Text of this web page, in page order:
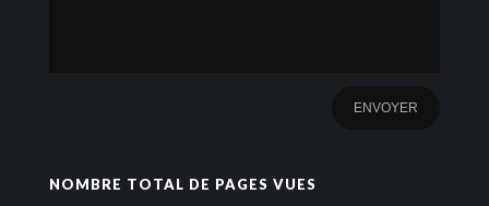
NOMBRE TOTAL DE PAGES VUES